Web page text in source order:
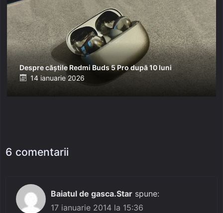
Despre căștile Redmi Buds 5 Pro după 10 luni
Posted
14 ianuarie 2026
6 comentarii
Baiatul de gasca.Star spune:
17 ianuarie 2014 la 15:36